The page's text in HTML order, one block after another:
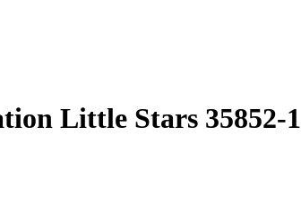
Little Stars 35852-1